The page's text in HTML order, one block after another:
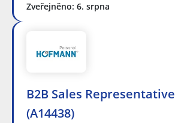
Zveřejněno: 6. srpna
B2B Sales Representative
(A14438)